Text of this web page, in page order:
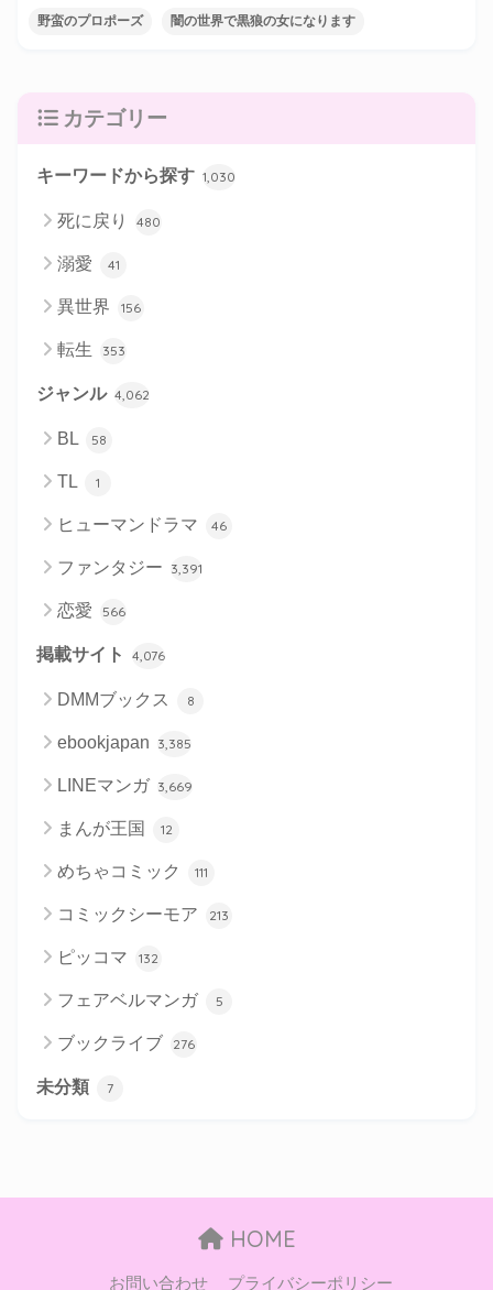
野蛮のプロポーズ 闇の世界で黒狼の女になります
カテゴリー
キーワードから探す 1,030
死に戻り 480
溺愛 41
異世界 156
転生 353
ジャンル 4,062
BL 58
TL 1
ヒューマンドラマ 46
ファンタジー 3,391
恋愛 566
掲載サイト 4,076
DMMブックス 8
ebookjapan 3,385
LINEマンガ 3,669
まんが王国 12
めちゃコミック 111
コミックシーモア 213
ピッコマ 132
フェアベルマンガ 5
ブックライブ 276
未分類 7
HOME
お問い合わせ プライバシーポリシー